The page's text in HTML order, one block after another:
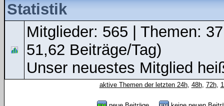
Statistik
Mitglieder: 565 | Themen:
51,62 Beiträge/Tag)
Unser neuestes Mitglied
aktive Themen der letzten 24h, 48h, 72h,